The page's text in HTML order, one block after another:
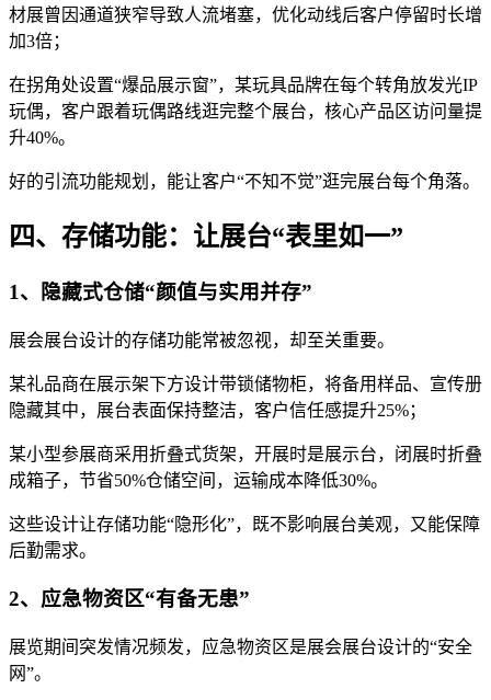
材展曾因通道狭窄导致人流堵塞，优化动线后客户停留时长增
加3倍；
在拐角处设置“爆品展示窗”，某玩具品牌在每个转角放发光IP
玩偶，客户跟着玩偶路线逛完整个展台，核心产品区访问量提
升40%。
好的引流功能规划，能让客户“不知不觉”逛完展台每个角落。
四、存储功能：让展台“表里如一”
1、隐藏式仓储“颜值与实用并存”
展会展台设计的存储功能常被忽视，却至关重要。
某礼品商在展示架下方设计带锁储物柜，将备用样品、宣传册
隐藏其中，展台表面保持整洁，客户信任感提升25%；
某小型参展商采用折叠式货架，开展时是展示台，闭展时折叠
成箱子，节省50%仓储空间，运输成本降低30%。
这些设计让存储功能“隐形化”，既不影响展台美观，又能保障
后勤需求。
2、应急物资区“有备无患”
展览期间突发情况频发，应急物资区是展会展台设计的“安全
网”。